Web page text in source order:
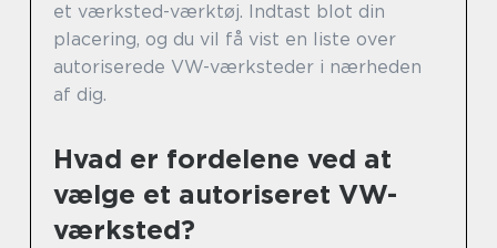
et værksted-værktøj. Indtast blot din
placering, og du vil få vist en liste over
autoriserede VW-værksteder i nærheden
af dig.
Hvad er fordelene ved at
vælge et autoriseret VW-
værksted?